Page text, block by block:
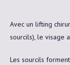
Avec un lifting
sourcils), le visage
Les sourcils